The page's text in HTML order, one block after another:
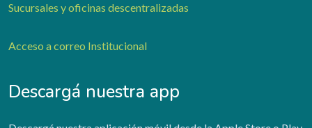
Sucursales y oficinas descentralizadas
Acceso a correo Institucional
Descargá nuestra app